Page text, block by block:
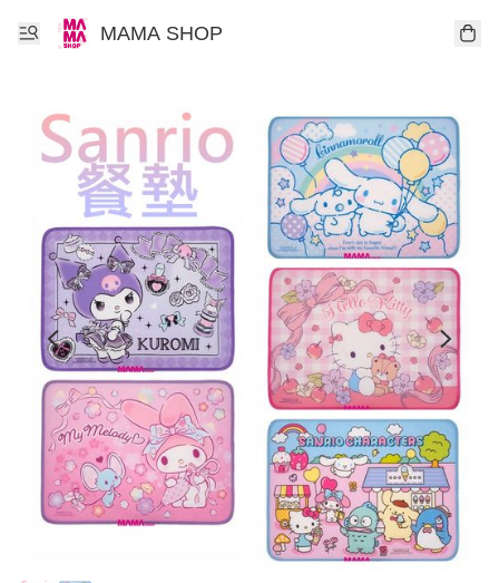
MAMA SHOP